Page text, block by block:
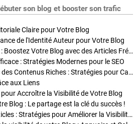
son blog et booster son trafic
Claire pour Votre Blog
de l'Identité Auteur pour Votre Blog
Stratégies de Publication : Boostez Votre Blog avec des Articles Fréquents et Exclusifs
: Stratégies Modernes pour le SEO
Enrichir Vos Articles avec des Contenus Riches : Stratégies pour Captiver et Optimiser
aux Liens
Accroître la Visibilité de Votre Blog
Blog : Le partage est la clé du succès !
Optimisation SEO des Articles : Stratégies pour Améliorer la Visibilité de Votre Blog